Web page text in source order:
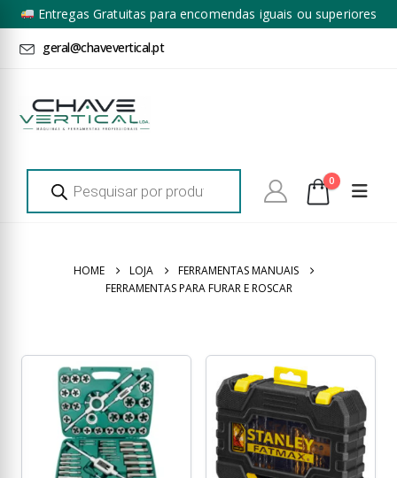
Entregas Gratuitas para encomendas iguais ou superiores
a 100€ + IVA*
geral@chavevertical.pt
Products
search 0
HOME LOJA
FERRAMENTAS MANUAIS
FERRAMENTAS PARA FURAR E ROSCAR